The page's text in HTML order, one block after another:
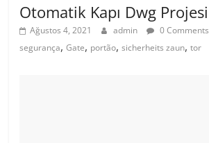
Otomatik Kapı Dwg Projesi
Ağustos 4, 2021 admin 0 Comments
segurança,Gate, portão,sicherheits zaun,tor